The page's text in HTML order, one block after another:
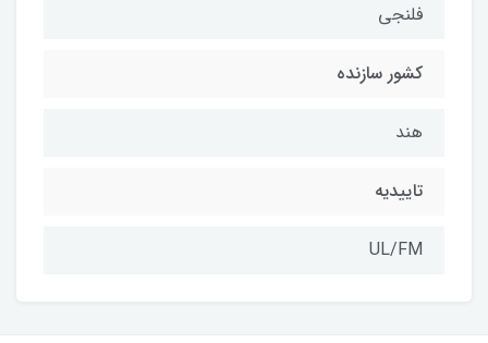
فلنجی
کشور سازنده
هند
تاییدیه
UL/FM